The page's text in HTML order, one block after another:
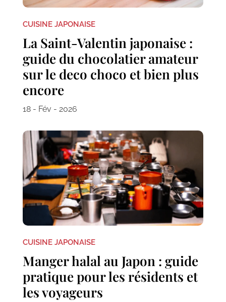
CUISINE JAPONAISE
La Saint-Valentin japonaise :
guide du chocolatier amateur
sur le deco choco et bien plus
encore
18 - Fév - 2026
CUISINE JAPONAISE
Manger halal au Japon : guide
pratique pour les résidents et
les voyageurs